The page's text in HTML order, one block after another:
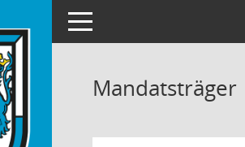
Toggle navigation
Mandatsträger